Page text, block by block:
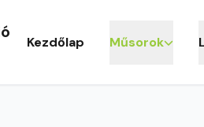
Kezdőlap Műsorok